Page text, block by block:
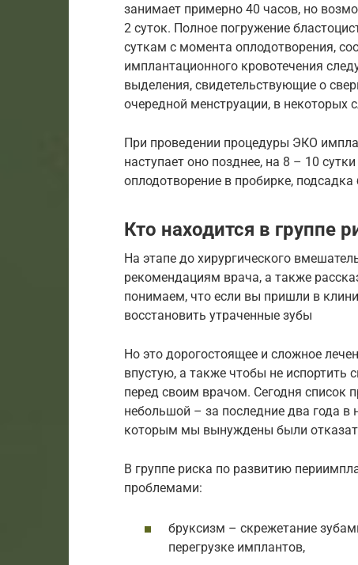
занимает примерно 40 часов, но
2 суток. Полное погружение
суткам с момента оплодотворения,
имплантационного кровотечения
выделения, свидетельствующие о
очередной менструации, в некоторых
При проведении процедуры ЭКО
наступает оно позднее, на 8 – 10
оплодотворение в пробирке,
Кто находится в группе
На этапе до хирургического
рекомендациям врача, а также
понимаем, что если вы пришли в
восстановить утраченные зубы
Но это дорогостоящее и сложное
впустую, а также чтобы не испортить
перед своим врачом. Сегодня список
небольшой – за последние два года
которым мы вынуждены были
В группе риска по развитию
проблемами:
бруксизм – скрежетание
перегрузке имплантов,